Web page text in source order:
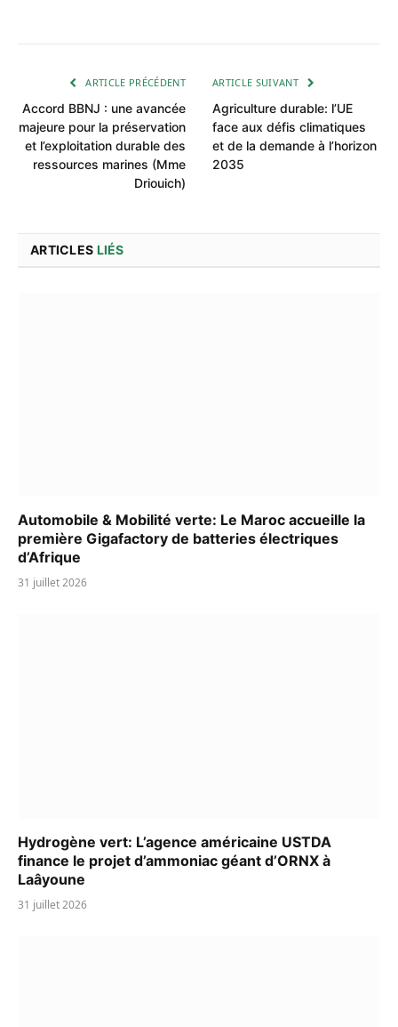
ARTICLE PRÉCÉDENT
Accord BBNJ : une avancée
majeure pour la préservation
et l’exploitation durable des
ressources marines (Mme
Driouich)
ARTICLE SUIVANT
Agriculture durable: l’UE
face aux défis climatiques
et de la demande à l’horizon
2035
ARTICLES LIÉS
Automobile & Mobilité verte: Le Maroc accueille la
première Gigafactory de batteries électriques
d’Afrique
31 juillet 2026
Hydrogène vert: L’agence américaine USTDA
finance le projet d’ammoniac géant d’ORNX à
Laâyoune
31 juillet 2026